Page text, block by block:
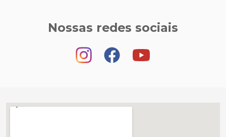
Nossas redes sociais